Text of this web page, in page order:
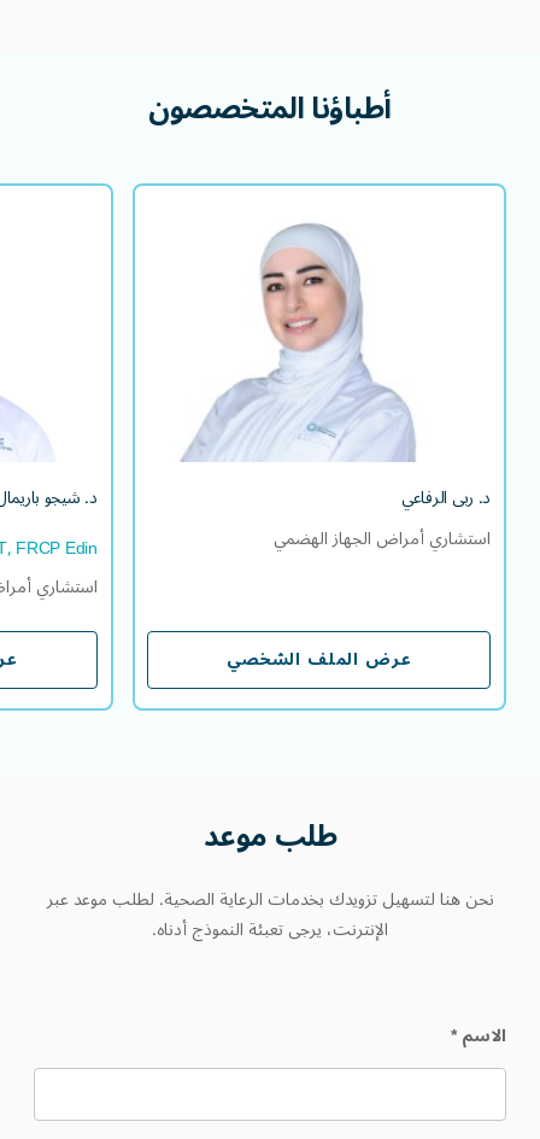
أطباؤنا المتخصصون
د. ربى الرفاعي
استشاري أمراض الجهاز الهضمي
عرض الملف الشخصي
استشاري أمراض الجهاز الهضمي
اللغة/اللغات التي يتقنها
عرض الملف الشخصي
د. شيجو
FRCP Edin
استشاري
EN
طلب موعد
نحن هنا لتسهيل تزويدك بخدمات الرعاية الصحية. لطلب موعد عبر
الإنترنت، يرجى تعبئة النموذج أدناه.
الاسم*